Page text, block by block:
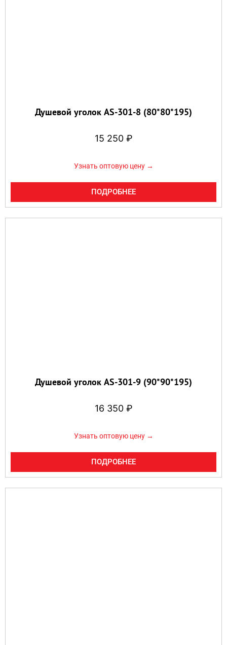
Душевой уголок AS-301-8 (80*80*195)
15 250 ₽
Узнать оптовую цену →
ПОДРОБНЕЕ
Душевой уголок AS-301-9 (90*90*195)
16 350 ₽
Узнать оптовую цену →
ПОДРОБНЕЕ